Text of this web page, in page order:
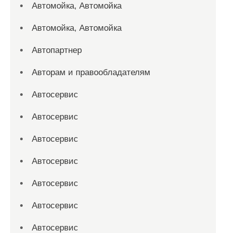
Автомойка, Автомойка
Автомойка, Автомойка
Автопартнер
Авторам и правообладателям
Автосервис
Автосервис
Автосервис
Автосервис
Автосервис
Автосервис
Автосервис